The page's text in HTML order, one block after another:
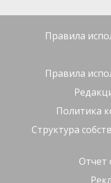
Правила
Правила
Политика
Структура
Отчет